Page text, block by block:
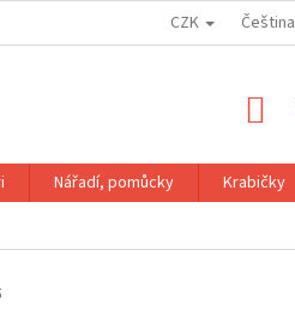
OBCHODNÍ PODMÍNKY GDPR
CZK Čeština
Nářadí, pomůcky Krabičky